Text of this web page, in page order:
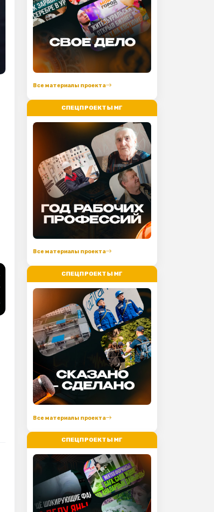
Все материалы проекта
СПЕЦПРОЕКТЫ МГ
Все материалы проекта
СПЕЦПРОЕКТЫ МГ
Все материалы проекта
СПЕЦПРОЕКТЫ МГ